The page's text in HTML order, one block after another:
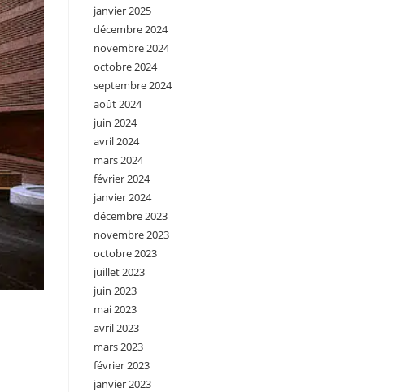
janvier 2025
décembre 2024
novembre 2024
octobre 2024
septembre 2024
août 2024
juin 2024
avril 2024
mars 2024
février 2024
janvier 2024
décembre 2023
novembre 2023
octobre 2023
juillet 2023
juin 2023
mai 2023
avril 2023
mars 2023
février 2023
janvier 2023